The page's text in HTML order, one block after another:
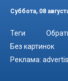
Суббота, 08
Теги
Без картинок
Реклама: